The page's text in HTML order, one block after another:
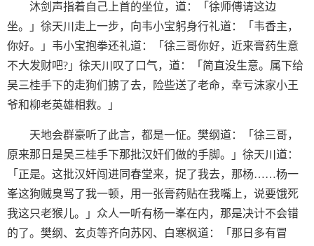
沐剑声指着自己上首的坐位，道：「徐师傅请这边
坐。」徐天川走上一步，向韦小宝躬身行礼道：「韦香主，
你好。」韦小宝抱拳还礼道：「徐三哥你好，近来膏药生意
不大发财吧?」徐天川叹了口气，道：「简直没生意。属下给
吴三桂手下的走狗们掳了去，险些送了老命，幸亏沫家小王
爷和柳老英雄相救。」
天地会群豪听了此言，都是一怔。樊纲道：「徐三哥，
原来那日是吴三桂手下那批汉奸们做的手脚。」徐天川道：
「正是。这批汉奸闯进同春堂来，捉了我去，那杨……杨一
峯这狗贼臭骂了我一顿，用一张膏药贴在我嘴上，说要饿死
我这只老猴儿。」众人一听有杨一峯在内，那是决计不会错
的了。樊纲、玄贞等齐向苏冈、白寒枫道：「那日多有冒